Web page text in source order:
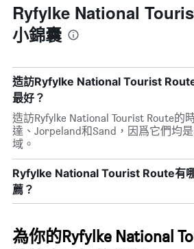
Ryfylke National
小錦囊
造訪Ryfylke National Tourist
最好？
造訪Ryfylke National Tourist Route的
達、Jorpeland和Sand，因爲它們均
域。
Ryfylke National Tourist Route有
薦？
為你的Ryfylke National